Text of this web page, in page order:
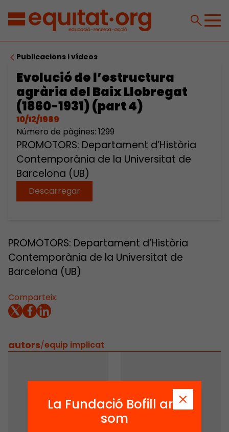
Publicacions i vídeos
Evolució de l’estructura
agrària del Baix Llobregat
(1860-1931) (part 4)
10/12/1989
Número de pàgines: 1299
PROMOTORS: Departament d’Història
Contemporània de la Universitat de
Barcelona (UB)
Descarregar
Comparteix:
PROMOTORS: Departament d’Història
Contemporània de la Universitat de
Barcelona (UB)
autors/equip implicat
La Fundació Bofill ara
som